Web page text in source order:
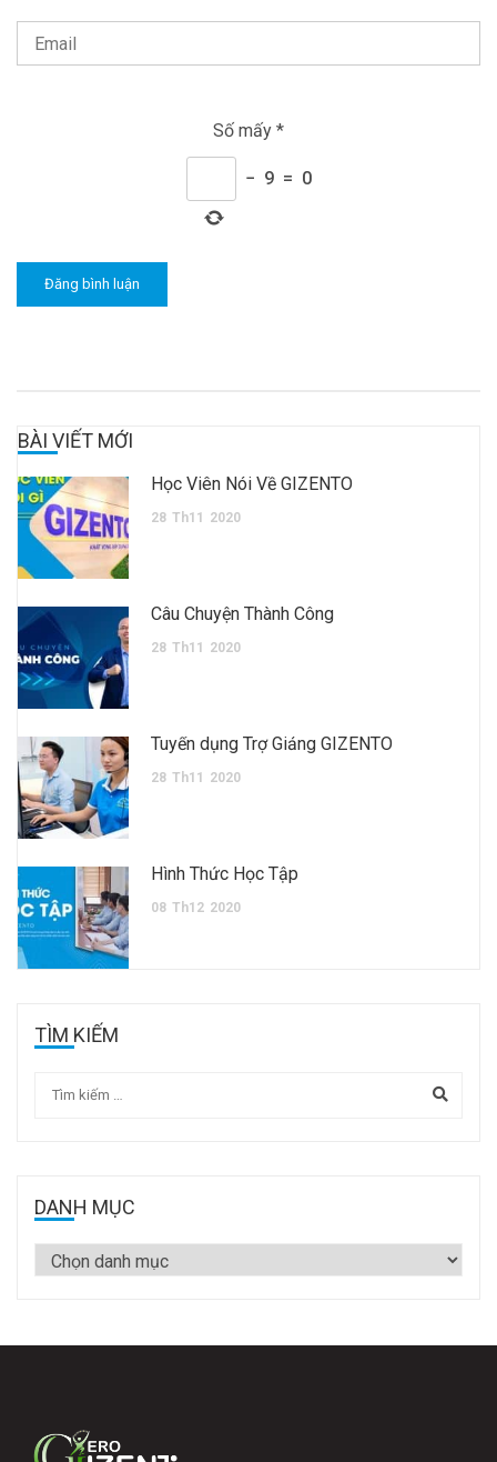
Số mấy *
− 9 = 0
BÀI VIẾT MỚI
Học Viên Nói Về GIZENTO
28 Th11 2020
Câu Chuyện Thành Công
28 Th11 2020
Tuyển dụng Trợ Giảng GIZENTO
28 Th11 2020
Hình Thức Học Tập
08 Th12 2020
TÌM KIẾM
DANH MỤC